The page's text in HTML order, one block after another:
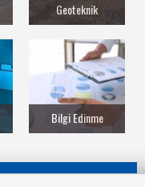
Geoteknik
Bilgi Edinme